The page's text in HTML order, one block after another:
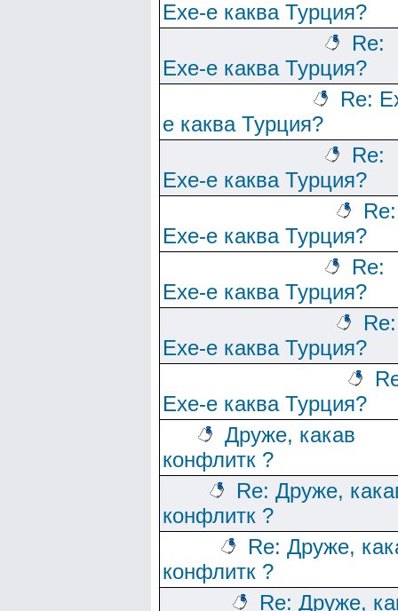
Ехе-е каква Турция?
Re:
Ехе-е каква Турция?
Re:
е каква Турция?
Re:
Ехе-е каква Турция?
Re:
Ехе-е каква Турция?
Re:
Ехе-е каква Турция?
Re:
Ехе-е каква Турция?
Ехе-е каква Турция?
Друже, какав
конфлитк ?
Re: Друже,
конфлитк ?
Re: Друже,
конфлитк ?
Re: Друже,